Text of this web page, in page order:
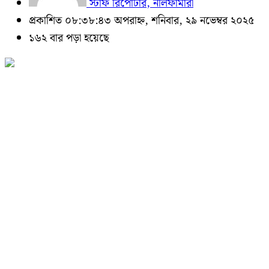
প্রকাশিত ০৮:৩৮:৪৩ অপরাহ্ন, শনিবার, ২৯ নভেম্বর ২০২৫
১৬২ বার পড়া হয়েছে